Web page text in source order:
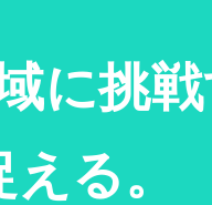
に挑
る。